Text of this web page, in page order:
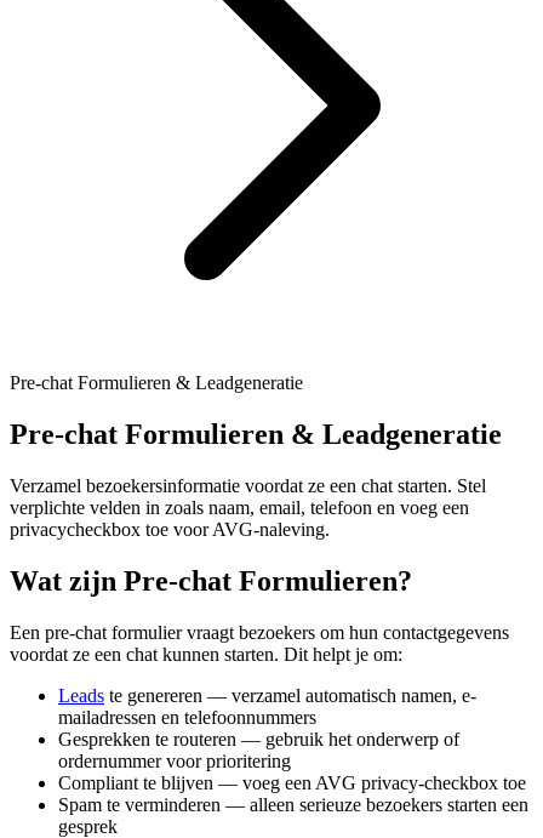
Pre-chat Formulieren & Leadgeneratie
Pre-chat Formulieren & Leadgeneratie
Verzamel bezoekersinformatie voordat ze een chat starten. Stel
verplichte velden in zoals naam, email, telefoon en voeg een
privacycheckbox toe voor AVG-naleving.
Wat zijn Pre-chat Formulieren?
Een pre-chat formulier vraagt bezoekers om hun contactgegevens
voordat ze een chat kunnen starten. Dit helpt je om:
Leads te genereren — verzamel automatisch namen, e-
mailadressen en telefoonnummers
Gesprekken te routeren — gebruik het onderwerp of
ordernummer voor prioritering
Compliant te blijven — voeg een AVG privacy-checkbox toe
Spam te verminderen — alleen serieuze bezoekers starten een
gesprek